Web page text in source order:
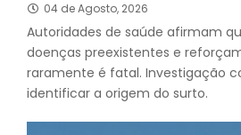
04 de Agosto, 2026
Autoridades de saúde afirmam
doenças preexistentes e
raramente é fatal. Investigação
identificar a origem do surto.